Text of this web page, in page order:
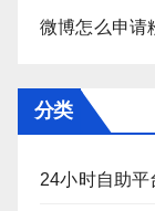
微博怎么申请
分类
24小时自助平